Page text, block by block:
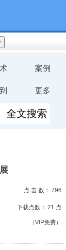
案例
更多
点 击 数： 796
下载点数： 21 点
（VIP免费）